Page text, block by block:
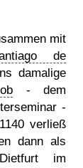
mit
de
damalige
- dem
-
verließ
dann als
im